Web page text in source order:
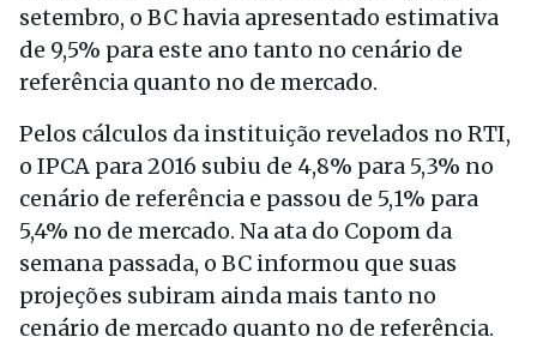
setembro, o BC havia apresentado estimativa
de 9,5% para este ano tanto no cenário de
referência quanto no de mercado.
Pelos cálculos da instituição revelados no RTI,
o IPCA para 2016 subiu de 4,8% para 5,3% no
cenário de referência e passou de 5,1% para
5,4% no de mercado. Na ata do Copom da
semana passada, o BC informou que suas
projeções subiram ainda mais tanto no
cenário de mercado quanto no de referência.